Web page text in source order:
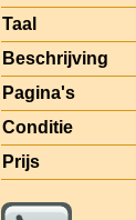
Taal
Beschrijving
Pagina's
Conditie
Prijs